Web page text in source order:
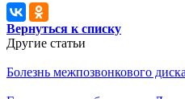
Вернуться к списку
Другие статьи
Болезнь межпозвонкового